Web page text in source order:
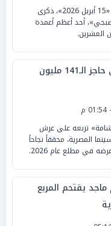
تحل اليوم الأربعاء، الموافق «15 أبريل 2026»، ذكرى
أحد أعظم أعمدة
العشرين.
فيلم «برشامة» يتخطى حاجز الـ141 مليون
تربعه على عرش
المصرية، محققاً نجاحاً
في مطلع عام 2026.
يقتحم المربع